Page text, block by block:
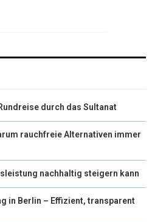
durch das Sultanat
rauchfreie Alternativen immer
nachhaltig steigern kann
in Berlin – Effizient, transparent